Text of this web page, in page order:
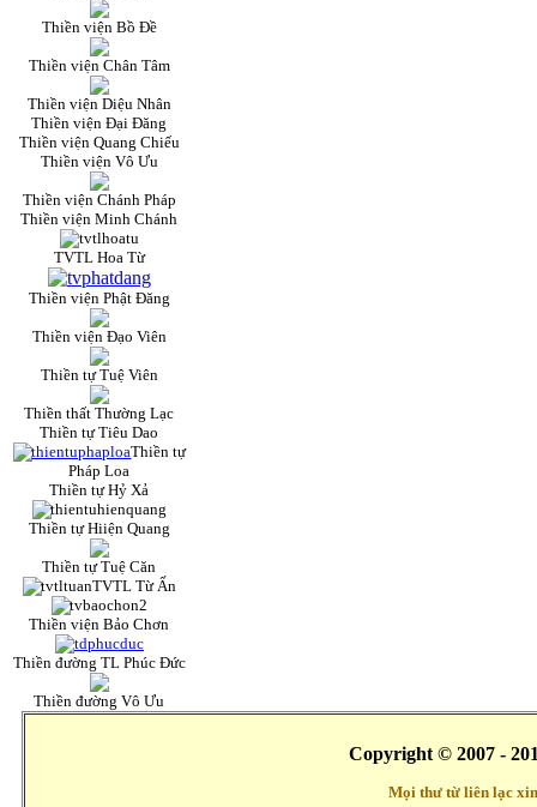
Thiền viện Bồ Đề
Thiền viện Chân Tâm
Thiền viện Diệu Nhân
Thiền viện Đại Đăng
Thiền viện Quang Chiếu
Thiền viện Vô Ưu
Thiền viện Chánh Pháp
Thiền viện Minh Chánh
TVTL Hoa Từ
Thiền viện Phật Đăng
Thiền viện Đạo Viên
Thiền tự Tuệ Viên
Thiền thất Thường Lạc
Thiền tự Tiêu Dao
Thiền tự
Pháp Loa
Thiền tự Hỷ Xả
Thiền tự Hiiện Quang
Thiền tự Tuệ Căn
TVTL Từ Ấn
Thiền viện Bảo Chơn
Thiền đường TL Phúc Đức
Thiền đường Vô Ưu
Copyright © 2007 -
Mọi thư từ liên lạc